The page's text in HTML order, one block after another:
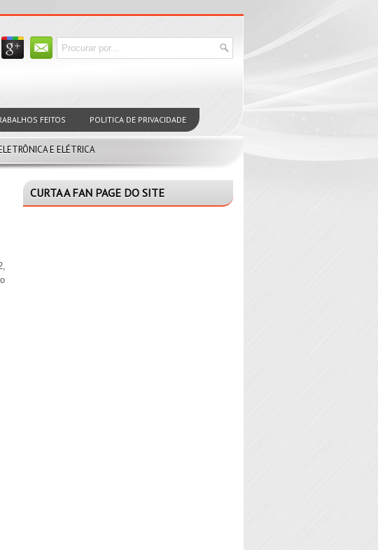
FEITOS POLITICA DE PRIVACIDADE
E ELÉTRICA
CURTA A FAN PAGE DO SITE